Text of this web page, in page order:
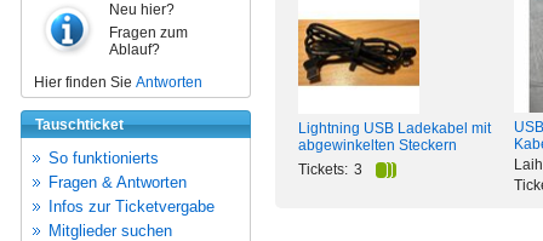
Neu hier?
Fragen zum
Ablauf?
Hier finden Sie Antworten
Tauschticket
So funktionierts
Fragen & Antworten
Infos zur Ticketvergabe
Mitglieder suchen
Lightning USB Ladekabel mit
abgewinkelten Steckern
Tickets: 3